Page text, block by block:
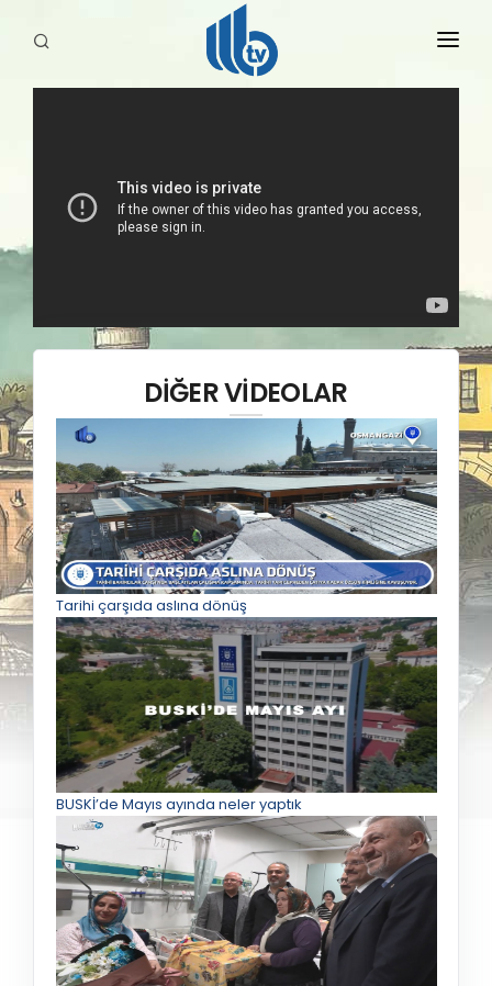
YAYINLARIMIZ
DİĞER VİDEOLAR
Tarihi çarşıda aslına dönüş
BUSKİ’de Mayıs ayında neler yaptık